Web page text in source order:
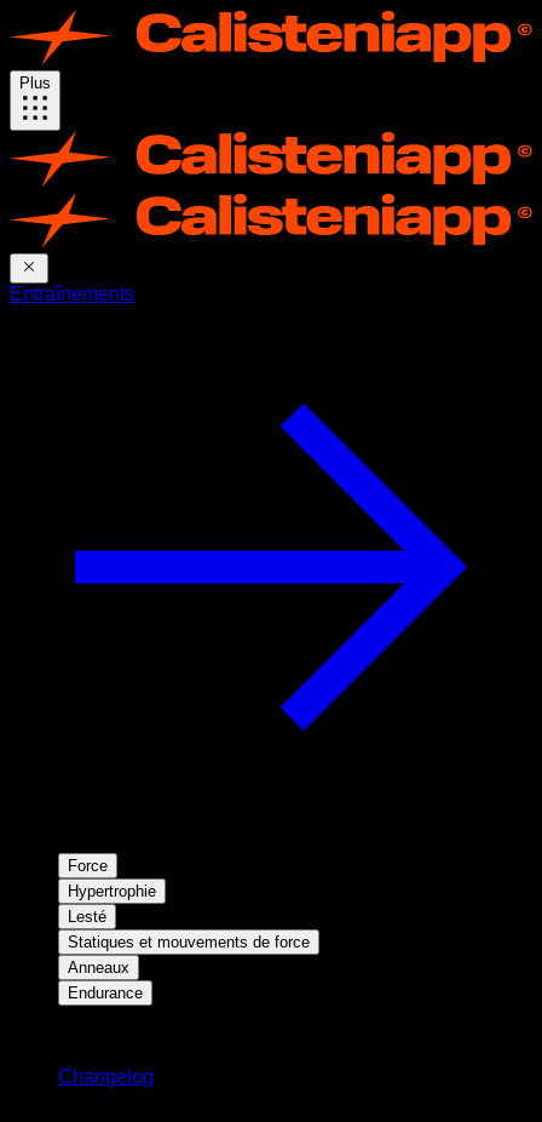
Plus
Entraînements
Force
Hypertrophie
Lesté
Statiques et mouvements de force
Anneaux
Endurance
Changelog